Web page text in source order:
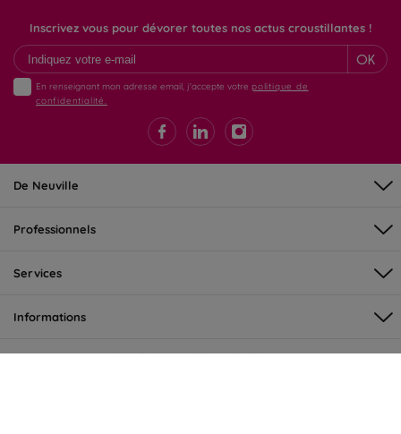
Inscrivez vous pour dévorer toutes nos actus croustillantes !
OK
En renseignant mon adresse email, j'accepte votre politique de
confidentialité.
De Neuville
Professionnels
Services
Informations